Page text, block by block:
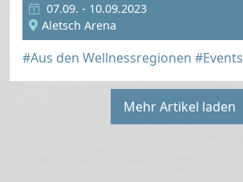
07.09. - 10.09.2023
Aletsch Arena
#Aus den Wellnessregionen #Events
Mehr Artikel laden